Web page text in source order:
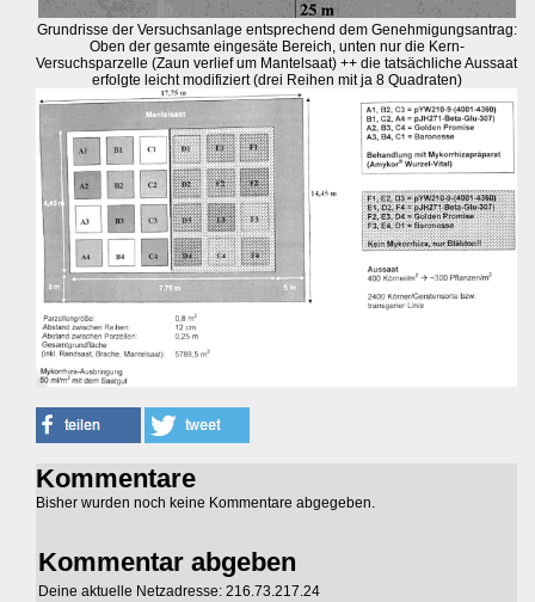
Grundrisse der Versuchsanlage entsprechend dem Genehmigungsantrag:
Oben der gesamte eingesäte Bereich, unten nur die Kern-
Versuchsparzelle (Zaun verlief um Mantelsaat) ++ die tatsächliche Aussaat
erfolgte leicht modifiziert (drei Reihen mit ja 8 Quadraten)
Kommentare
Bisher wurden noch keine Kommentare abgegeben.
Kommentar abgeben
Deine aktuelle Netzadresse: 216.73.217.24